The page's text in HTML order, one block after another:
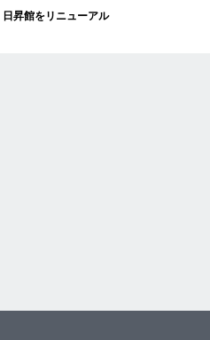
昇館をリニューアル